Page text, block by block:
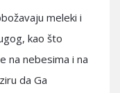
meleki i
kao što
na nebesima i na
da Ga